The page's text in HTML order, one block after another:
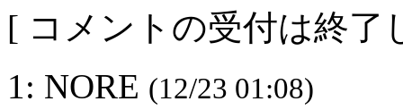
[ コメントの受付は終了
1: NORE (12/23 01:08)